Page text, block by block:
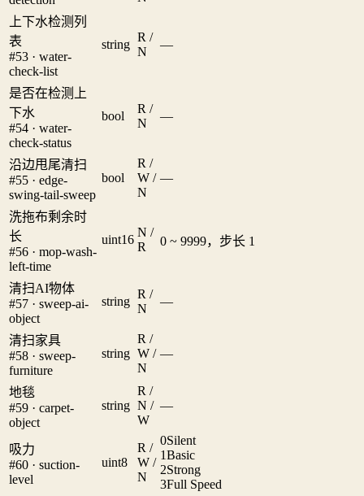
上下水检测列
表
#53 · water-
check-list
string
R /
N
—
是否在检测上
下水
#54 · water-
check-status
bool
R /
N
—
沿边甩尾清扫
#55 · edge-
swing-tail-sweep
bool
R /
W /
N
—
洗拖布剩余时
长
#56 · mop-wash-
left-time
uint16
N /
R
0 ~ 9999，步长 1
清扫AI物体
#57 · sweep-ai-
object
string
R /
N
—
清扫家具
#58 · sweep-
furniture
string
R /
W /
N
—
地毯
#59 · carpet-
object
string
R /
N /
W
—
吸力
#60 · suction-
level
uint8
R /
W /
N
0Silent
1Basic
2Strong
3Full Speed